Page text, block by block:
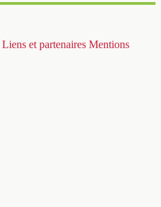
Liens et partenaires Mentions